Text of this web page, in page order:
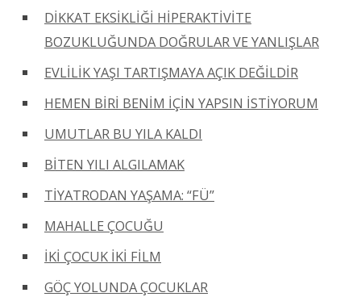
DİKKAT EKSİKLİĞİ HİPERAKTİVİTE
BOZUKLUĞUNDA DOĞRULAR VE YANLIŞLAR
EVLİLİK YAŞI TARTIŞMAYA AÇIK DEĞİLDİR
HEMEN BİRİ BENİM İÇİN YAPSIN İSTİYORUM
UMUTLAR BU YILA KALDI
BİTEN YILI ALGILAMAK
TİYATRODAN YAŞAMA: “FÜ”
MAHALLE ÇOCUĞU
İKİ ÇOCUK İKİ FİLM
GÖÇ YOLUNDA ÇOCUKLAR